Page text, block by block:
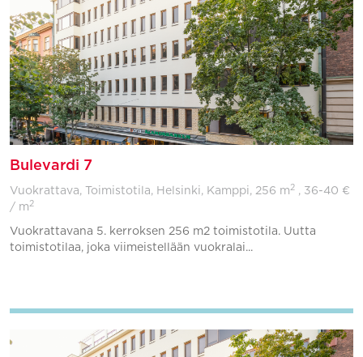
Bulevardi 7
Vuokrattava, Toimistotila, Helsinki, Kamppi, 256 m 2 , 36-40 €
/ m 2
Vuokrattavana 5. kerroksen 256 m2 toimistotila. Uutta
toimistotilaa, joka viimeistellään vuokralai...